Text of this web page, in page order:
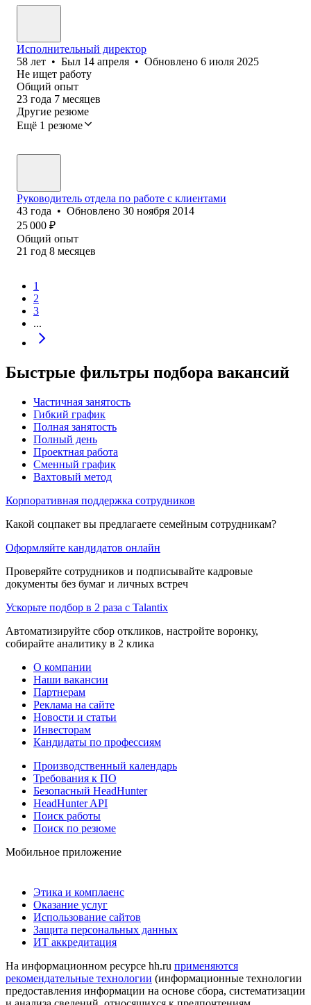
Исполнительный директор
58 лет • Был 14 апреля • Обновлено 6 июля 2025
Не ищет работу
Общий опыт
23 года 7 месяцев
Другие резюме
Ещё 1 резюме
Руководитель отдела по работе с клиентами
43 года • Обновлено 30 ноября 2014
25 000 ₽
Общий опыт
21 год 8 месяцев
1
2
3
...
Быстрые фильтры подбора вакансий
Частичная занятость
Гибкий график
Полная занятость
Полный день
Проектная работа
Сменный график
Вахтовый метод
Корпоративная поддержка сотрудников
Какой соцпакет вы предлагаете семейным сотрудникам?
Оформляйте кандидатов онлайн
Проверяйте сотрудников и подписывайте кадровые
документы без бумаг и личных встреч
Ускорьте подбор в 2 раза с Talantix
Автоматизируйте сбор откликов, настройте воронку,
собирайте аналитику в 2 клика
О компании
Наши вакансии
Партнерам
Реклама на сайте
Новости и статьи
Инвесторам
Кандидаты по профессиям
Производственный календарь
Требования к ПО
Безопасный HeadHunter
HeadHunter API
Поиск работы
Поиск по резюме
Мобильное приложение
Этика и комплаенс
Оказание услуг
Использование сайтов
Защита персональных данных
ИТ аккредитация
На информационном ресурсе hh.ru применяются
рекомендательные технологии (информационные технологии
предоставления информации на основе сбора, систематизации